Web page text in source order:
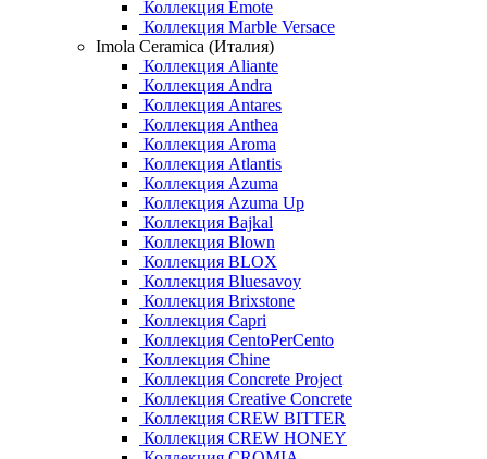
Коллекция Emote
Коллекция Marble Versace
Imola Ceramica (Италия)
Коллекция Aliante
Коллекция Andra
Коллекция Antares
Коллекция Anthea
Коллекция Aroma
Коллекция Atlantis
Коллекция Azuma
Коллекция Azuma Up
Коллекция Bajkal
Коллекция Blown
Коллекция BLOX
Коллекция Bluesavoy
Коллекция Brixstone
Коллекция Capri
Коллекция CentoPerCento
Коллекция Chine
Коллекция Concrete Project
Коллекция Creative Concrete
Коллекция CREW BITTER
Коллекция CREW HONEY